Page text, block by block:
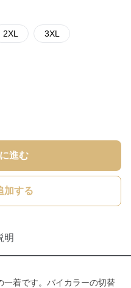
2XL 3XL
進む
加する
明
一着です。バイカラーの切替